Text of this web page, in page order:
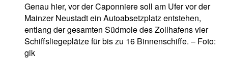
Genau hier, vor der Caponniere soll am Ufer vor der
Mainzer Neustadt ein Autoabsetzplatz entstehen,
entlang der gesamten Südmole des Zollhafens vier
Schiffsliegeplätze für bis zu 16 Binnenschiffe. – Foto:
gik